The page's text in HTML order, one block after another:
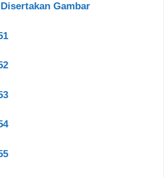
Gambar